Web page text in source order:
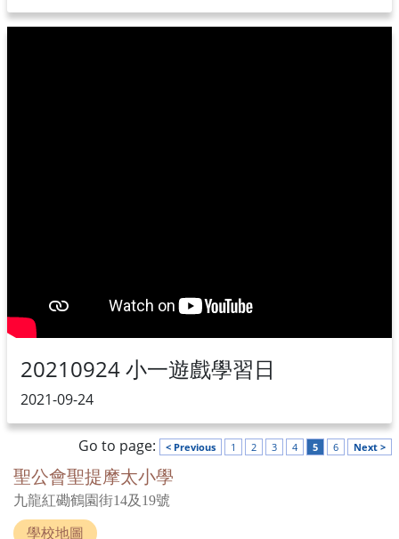
20210924 小一遊戲學習日
2021-09-24
Go to page: < Previous 1 2 3 4 5 6 Next >
聖公會聖提摩太小學
九龍紅磡鶴園街14及19號
學校地圖